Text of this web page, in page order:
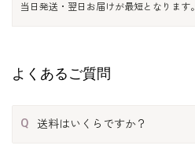
当日発送・翌日お届けが最短となります。
よくあるご質問
Q 送料はいくらですか？